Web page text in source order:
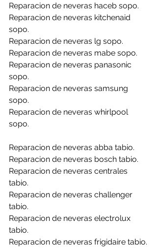
Reparacion de neveras haceb sopo.
Reparacion de neveras kitchenaid
sopo.
Reparacion de neveras lg sopo.
Reparacion de neveras mabe sopo.
Reparacion de neveras panasonic
sopo.
Reparacion de neveras samsung
sopo.
Reparacion de neveras whirlpool
sopo.
Reparacion de neveras abba tabio.
Reparacion de neveras bosch tabio.
Reparacion de neveras centrales
tabio.
Reparacion de neveras challenger
tabio.
Reparacion de neveras electrolux
tabio.
Reparacion de neveras frigidaire tabio.